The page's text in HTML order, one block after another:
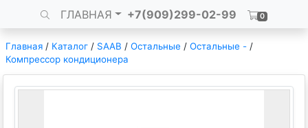
ГЛАВНАЯ +7(909)299-02-99 0
Главная / Каталог / SAAB / Остальные / Остальные - /
Компрессор кондиционера